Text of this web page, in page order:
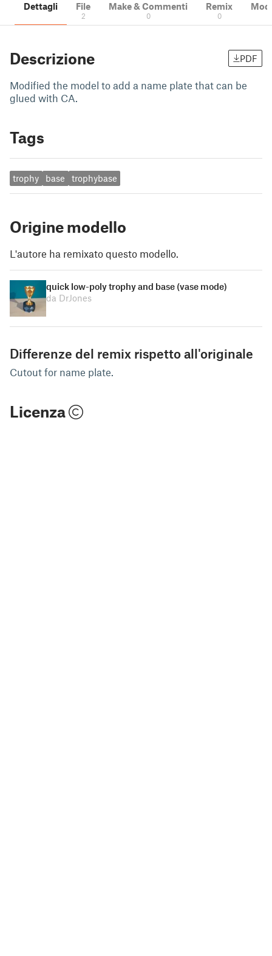
Dettagli File
2
Make & Commenti
0
Remix
0
Descrizione PDF
Modified the model to add a name plate that can be
glued with CA.
Tags
trophy base trophybase
Origine modello
L'autore ha remixato questo modello.
quick low-poly trophy and base (vase mode)
da DrJones
Differenze del remix rispetto all'originale
Cutout for name plate.
Licenza